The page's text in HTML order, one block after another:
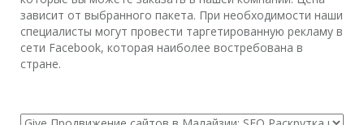
зависит от выбранного пакета. При необходимости наши
специалисты могут провести таргетированную рекламу в
сети Facebook, которая наиболее востребована в
стране.